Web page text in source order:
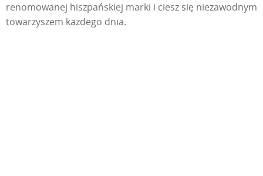
renomowanej hiszpańskiej marki i ciesz się niezawodnym
towarzyszem każdego dnia.